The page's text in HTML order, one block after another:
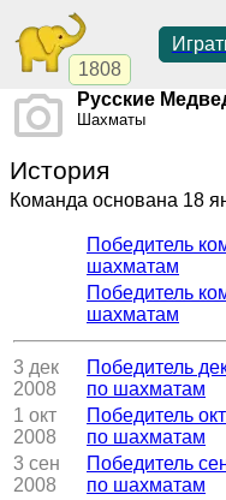
1808
Русские
Шахматы
История
Команда основана 18
Победитель
шахматам
Победитель
шахматам
3 дек
2008
Победитель
по шахматам
1 окт
2008
Победитель
по шахматам
3 сен
2008
Победитель
по шахматам